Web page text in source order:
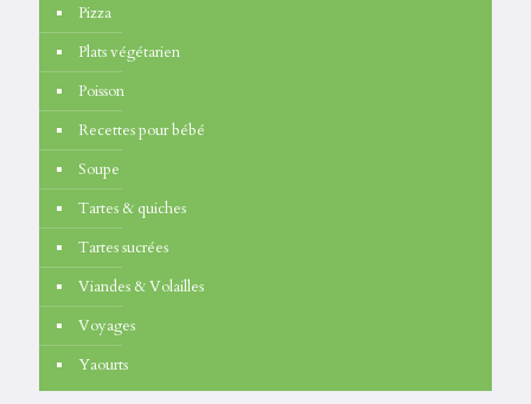
Pizza
Plats végétarien
Poisson
Recettes pour bébé
Soupe
Tartes & quiches
Tartes sucrées
Viandes & Volailles
Voyages
Yaourts